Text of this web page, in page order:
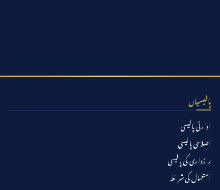
پالیسیاں
ادارتی پالیسی
اصلاحی پالیسی
رازداری کی پالیسی
استعمال کی شرائط